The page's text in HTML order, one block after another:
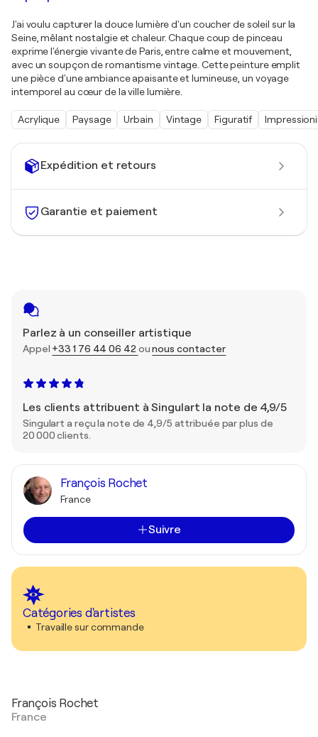
Expédition et retours
Garantie et paiement
Parlez à un conseiller artistique
Appel +33 1 76 44 06 42 ounous contacter
Les clients attribuent à Singulart la note de 4,9/5
Singulart a reçu la note de 4,9/5 attribuée par plus de
20 000 clients.
François Rochet
France
Suivre
Catégories d'artistes
Travaille sur commande
J'ai voulu capturer la douce lumière d'un coucher de soleil sur la
Seine, mêlant nostalgie et chaleur. Chaque coup de pinceau
exprime l'énergie vivante de Paris, entre calme et mouvement,
avec un soupçon de romantisme vintage. Cette peinture emplit
une pièce d'une ambiance apaisante et lumineuse, un voyage
intemporel au cœur de la ville lumière.
Acrylique Paysage Urbain Vintage Figuratif
François Rochet
France